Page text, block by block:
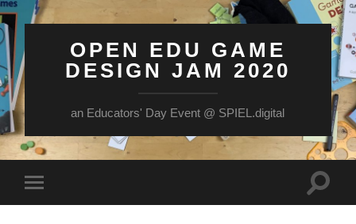
OPEN EDU GAME
DESIGN JAM 2020
an Educators' Day Event @ SPIEL.digital
Menü